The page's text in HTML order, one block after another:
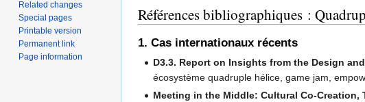
Références bibliographiques :
1. Cas internationaux récents
D3.3. Report on Insights from the Design
écosystème quadruple hélice, game jam,
Meeting in the Middle: Cultural Co-
Related changes
Special pages
Printable version
Permanent link
Page information